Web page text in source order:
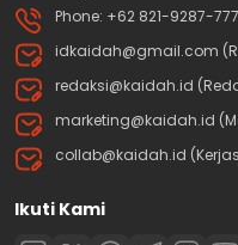
Phone: +62 821-9287-
idkaidah@gmail.com
redaksi@kaidah.id
marketing@kaidah.id
collab@kaidah.id
Ikuti Kami